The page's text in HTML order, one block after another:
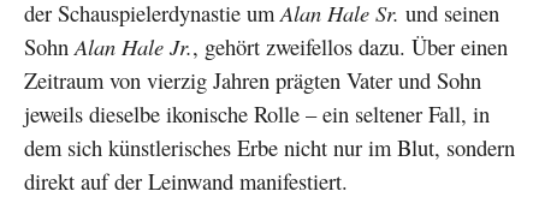
der Schauspielerdynastie umAlan Hale Sr. und seinen
SohnAlan Hale Jr., gehört zweifellos dazu. Über einen
Zeitraum von vierzig Jahren prägten Vater und Sohn
jeweils dieselbe ikonische Rolle – ein seltener Fall, in
dem sich künstlerisches Erbe nicht nur im Blut, sondern
direkt auf der Leinwand manifestiert.